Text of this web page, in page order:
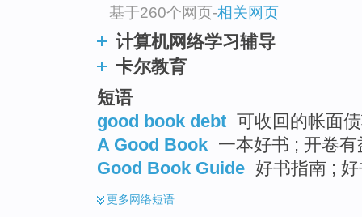
基于260个网页-相关网页
计算机网络学习辅导
卡尔教育
短语
good book debt 可收回的帐面
A Good Book 一本好书 ; 开卷
Good Book Guide 好书指南 ;
更多网络短语